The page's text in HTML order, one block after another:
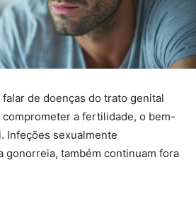
de doenças do trato genital
a fertilidade, o bem-
Infeções sexualmente
gonorreia, também continuam fora